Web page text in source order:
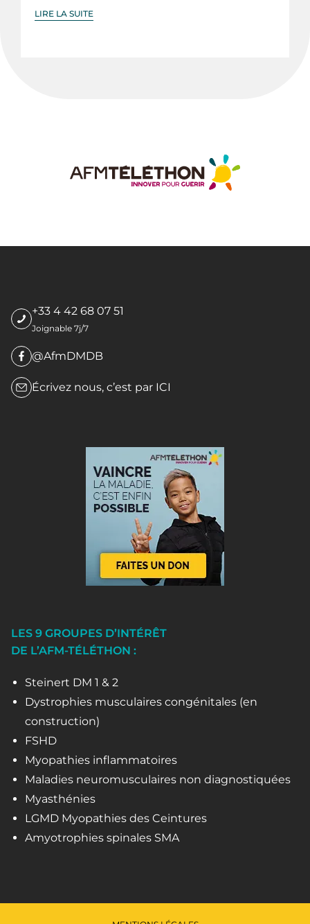
LIRE LA SUITE
+33 4 42 68 07 51
Joignable 7j/7
@AfmDMDB
Écrivez nous, c’est par ICI
LES 9 GROUPES D’INTÉRÊT
DE L’AFM-TÉLÉTHON :
Steinert DM 1 & 2
Dystrophies musculaires congénitales (en
construction)
FSHD
Myopathies inflammatoires
Maladies neuromusculaires non diagnostiquées
Myasthénies
LGMD Myopathies des Ceintures
Amyotrophies spinales SMA